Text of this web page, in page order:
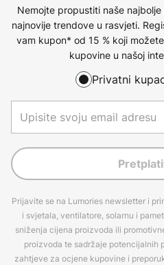
Nemojte propustiti naše
najnovije trendove u rasvjeti.
vam kupon* od 15 % koji
kupovine u našoj
Privatni
Prijavite se na Lumories newsletter i
i svjetala, ventilatore, solarnu i
sniženja cijena proizvoda ili
proizvoda te sadržaje potencijalnih
zahtjeve za ocjene kupovine i